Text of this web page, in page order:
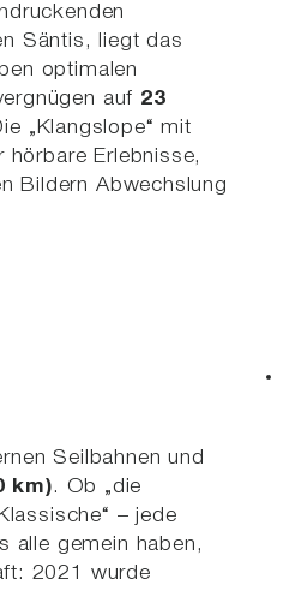
Säntis, liegt das
optimalen
auf 23
„Klangslope“ mit
hörbare Erlebnisse,
Bildern Abwechslung
Seilbahnen und
km). Ob „die
– jede
alle gemein haben,
2021 wurde